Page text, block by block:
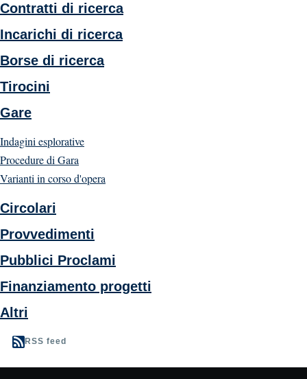
Contratti di ricerca
Incarichi di ricerca
Borse di ricerca
Tirocini
Gare
Indagini esplorative
Procedure di Gara
Varianti in corso d'opera
Circolari
Provvedimenti
Pubblici Proclami
Finanziamento progetti
Altri
RSS feed